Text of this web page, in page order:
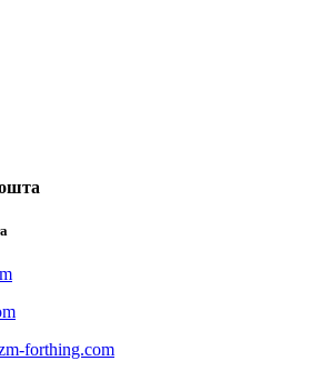
forthing.com